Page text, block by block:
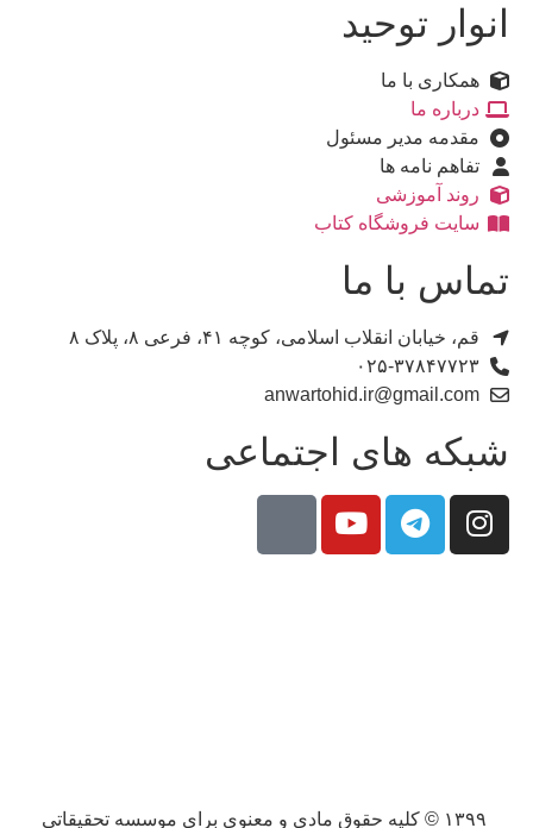
انوار توحید
همکاری با ما
درباره ما
مقدمه مدیر مسئول
تفاهم نامه ها
روند آموزشی
سایت فروشگاه کتاب
تماس با ما
قم، خیابان انقلاب اسلامی، کوچه ۴۱، فرعی ۸، پلاک ۸​
۰۲۵-۳۷۸۴۷۷۲۳​
anwartohid.ir@gmail.com​
شبکه های اجتماعی
۱۳۹۹ © کلیه حقوق مادی و معنوی برای موسسه تحقیقاتی